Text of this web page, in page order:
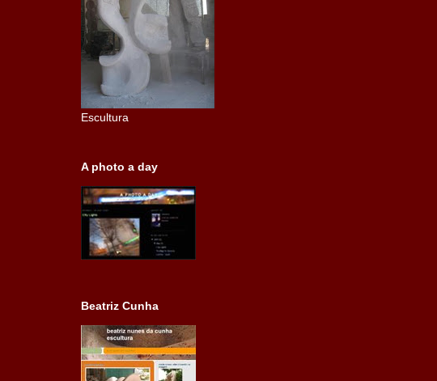
Escultura
A photo a day
Beatriz Cunha